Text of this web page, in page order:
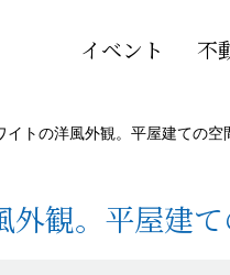
イベント 不
トの洋風外観。平屋建ての空
観。平屋建